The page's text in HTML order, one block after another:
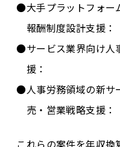
大手プラットフォー
報酬制度設計支援：
サービス業界向け人
援：
人事労務領域の新サ
売・営業戦略支援：